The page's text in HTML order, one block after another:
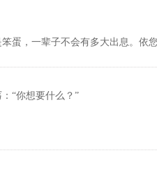
蛋，一辈子不会有多大出息。依
“你想要什么？”